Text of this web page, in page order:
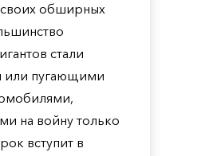
обширных
стали
или пугающими
на войну только
вступит в